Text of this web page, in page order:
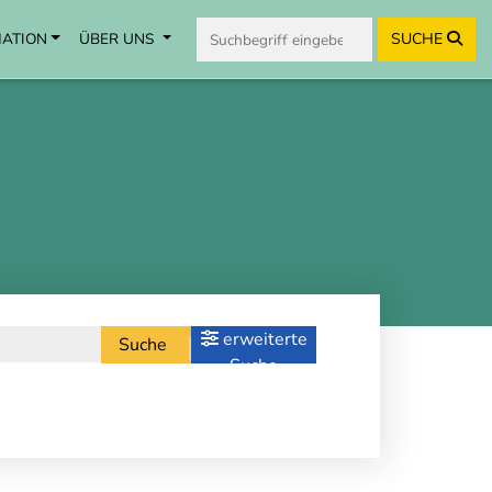
ÜBER UNS SUCHE
Suche
erweiterte
Suche